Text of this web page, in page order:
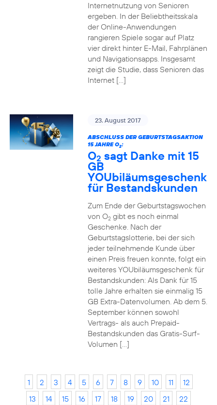
Internetnutzung von Senioren
ergeben. In der Beliebtheitsskala
der Online-Anwendungen
rangieren Spiele sogar auf Platz
vier direkt hinter E-Mail, Fahrplänen
und Navigationsapps. Insgesamt
zeigt die Studie, dass Senioren das
Internet […]
23. August 2017
ABSCHLUSS DER GEBURTSTAGSAKTION
15 JAHRE O2:
O2 sagt Danke mit 15
GB
YOUbiläumsgeschenk
für Bestandskunden
Zum Ende der Geburtstagswochen
von O2gibt es noch einmal
Geschenke. Nach der
Geburtstagslotterie, bei der sich
jeder teilnehmende Kunde über
einen Preis freuen konnte, folgt ein
weiteres YOUbiläumsgeschenk für
Bestandskunden: Als Dank für 15
tolle Jahre erhalten sie einmalig 15
GB Extra-Datenvolumen. Ab dem 5.
September können sowohl
Vertrags- als auch Prepaid-
Bestandskunden das Gratis-Surf-
Volumen […]
1 2 3 4 5 6 7 8 9 10 11
12
13
14 15 16 17 18 19 20 21
22